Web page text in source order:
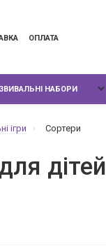
ОПЛАТА
НАБОРИ
ігри Сортери
дітей